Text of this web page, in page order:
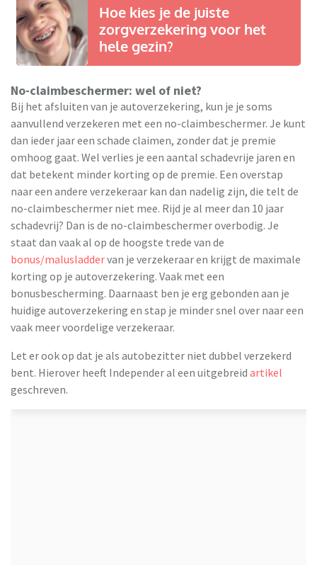
Hoe kies je de juiste
zorgverzekering voor het
hele gezin?
No-claimbeschermer: wel of niet?
Bij het afsluiten van je autoverzekering, kun je je soms
aanvullend verzekeren met een no-claimbeschermer. Je kunt
dan ieder jaar een schade claimen, zonder dat je premie
omhoog gaat. Wel verlies je een aantal schadevrije jaren en
dat betekent minder korting op de premie. Een overstap
naar een andere verzekeraar kan dan nadelig zijn, die telt de
no-claimbeschermer niet mee. Rijd je al meer dan 10 jaar
schadevrij? Dan is de no-claimbeschermer overbodig. Je
staat dan vaak al op de hoogste trede van de
bonus/malusladdervan je verzekeraar en krijgt de maximale
korting op je autoverzekering. Vaak met een
bonusbescherming. Daarnaast ben je erg gebonden aan je
huidige autoverzekering en stap je minder snel over naar een
vaak meer voordelige verzekeraar.
Let er ook op dat je als autobezitter niet dubbel verzekerd
bent. Hierover heeft Independer al een uitgebreid artikel
geschreven.